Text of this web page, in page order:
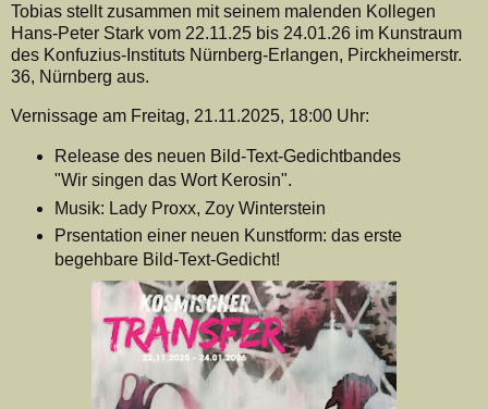
Tobias stellt zusammen mit seinem malenden Kollegen
Hans-Peter Stark vom 22.11.25 bis 24.01.26 im Kunstraum
des Konfuzius-Instituts Nürnberg-Erlangen, Pirckheimerstr.
36, Nürnberg aus.
Vernissage am Freitag, 21.11.2025, 18:00 Uhr:
Release des neuen Bild-Text-Gedichtbandes
"Wir singen das Wort Kerosin".
Musik: Lady Proxx, Zoy Winterstein
Prsentation einer neuen Kunstform: das erste
begehbare Bild-Text-Gedicht!